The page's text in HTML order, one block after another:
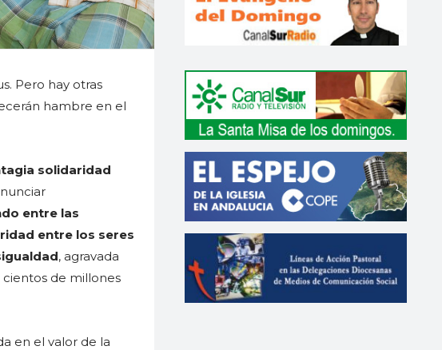
Pero hay otras
hambre en el
solidaridad
entre las
entre los seres
, agravada
cientos de millones
en el valor de la